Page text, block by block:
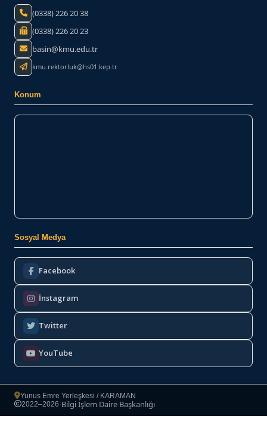
(0338) 226 20 38
(0338) 226 20 23
basin@kmu.edu.tr
kmu.rektorluk@hs01.kep.tr
Konum
Sosyal Medya
Facebook
İnstagram
Twitter
YouTube
Yunus Emre Yerleşkesi / KARAMAN
Copyright
2022–2026·Bilgi İşlem Daire Başkanlığı